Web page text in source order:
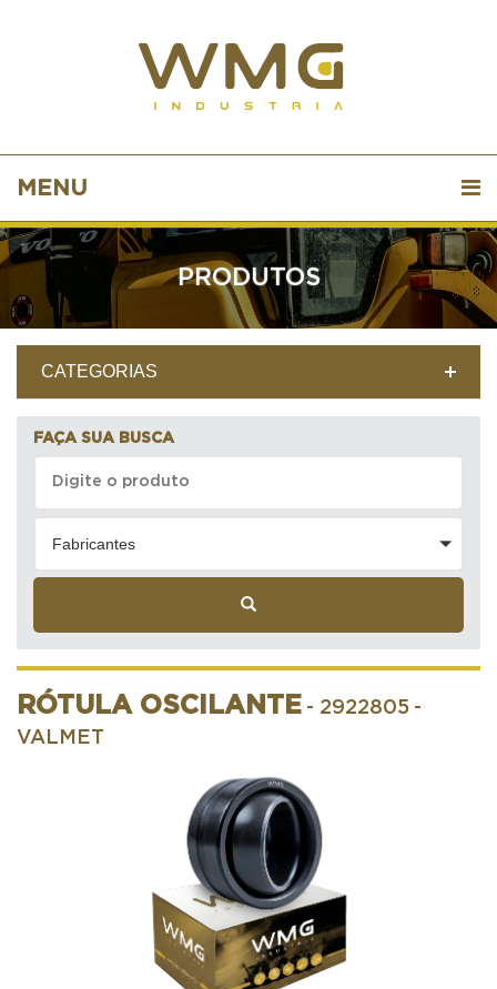
MENU
PRODUTOS
CATEGORIAS
FAÇA SUA BUSCA
Fabricantes
RÓTULA OSCILANTE - 2922805 -
VALMET